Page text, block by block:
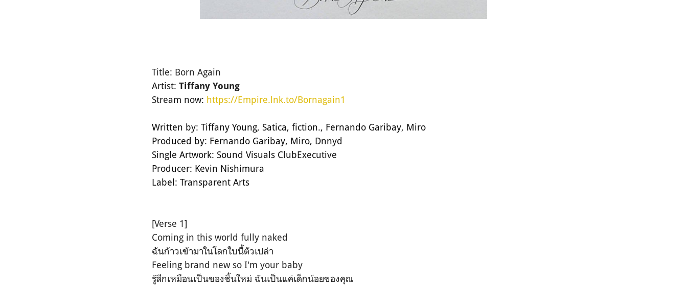
Title: Born Again
Artist: Tiffany Young
Stream now: https://Empire.lnk.to/Bornagain1
Written by: Tiffany Young, Satica, fiction., Fernando Garibay, Miro
Produced by: Fernando Garibay, Miro, Dnnyd
Single Artwork: Sound Visuals ClubExecutive
Producer: Kevin Nishimura
Label: Transparent Arts
[Verse 1]
Coming in this world fully naked
ฉันก้าวเข้ามาในโลกใบนี้ตัวเปล่า
Feeling brand new so I'm your baby
รู้สึกเหมือนเป็นของชิ้นใหม่ ฉันเป็นแค่เด็กน้อยของคุณ